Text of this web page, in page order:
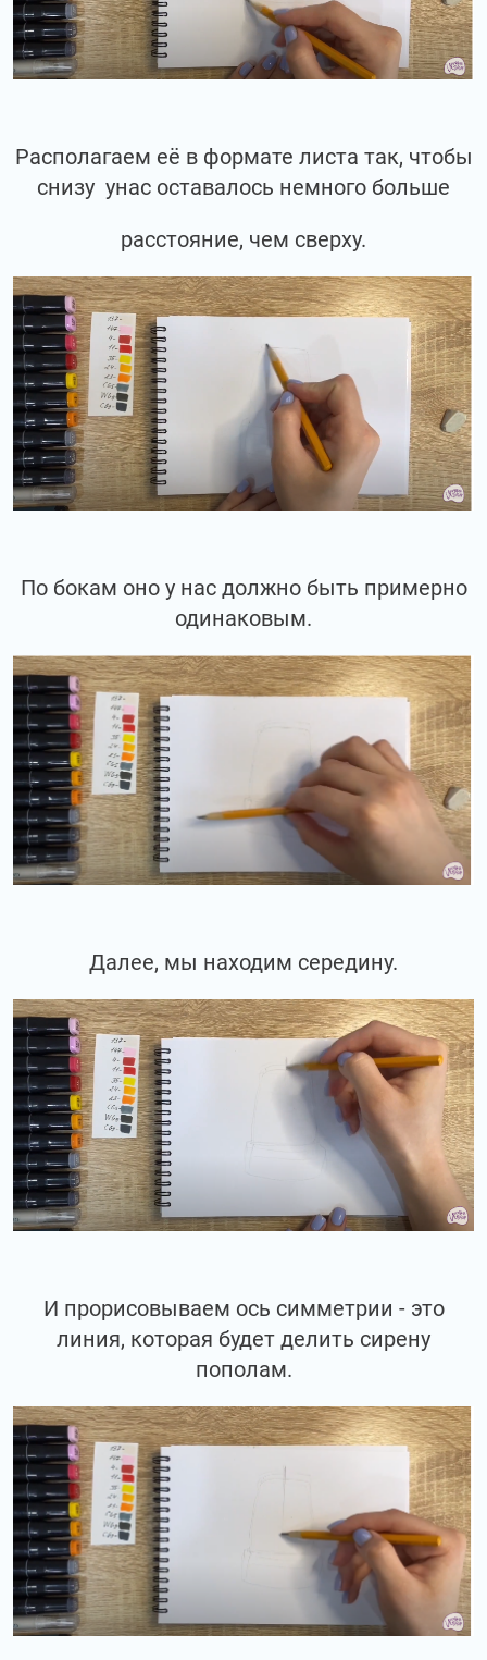
Располагаем её в формате листа так, чтобы
снизу унас оставалось немного больше
расстояние, чем сверху.
По бокам оно у нас должно быть примерно
одинаковым.
Далее, мы находим середину.
И прорисовываем ось симметрии - это
линия, которая будет делить сирену
пополам.